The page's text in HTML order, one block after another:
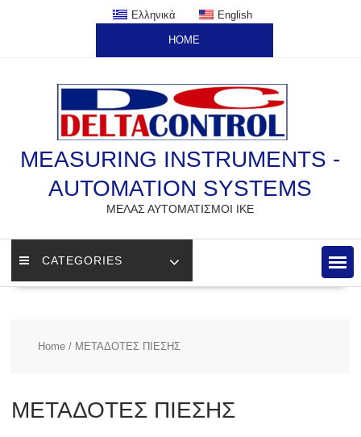
Ελληνικά English
HOME
MEASURING INSTRUMENTS -
AUTOMATION SYSTEMS
ΜΕΛΑΣ ΑΥΤΟΜΑΤΙΣΜΟΙ ΙΚΕ
CATEGORIES
Home/ ΜΕΤΑΔΟΤΕΣ ΠΙΕΣΗΣ
ΜΕΤΑΔΟΤΕΣ ΠΙΕΣΗΣ